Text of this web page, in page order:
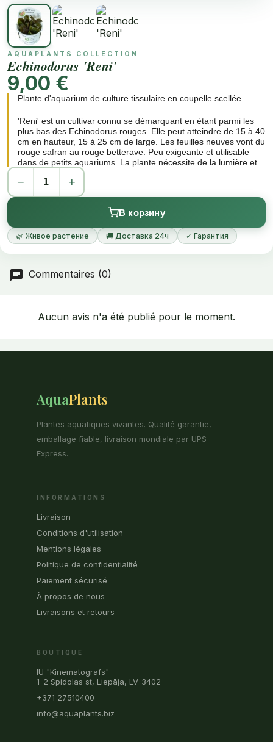
AQUAPLANTS COLLECTION
Echinodorus 'Reni'
9,00 €
Plante d'aquarium de culture tissulaire en coupelle scellée.
'Reni' est un cultivar connu se démarquant en étant parmi les
plus bas des Echinodorus rouges. Elle peut atteindre de 15 à 40
cm en hauteur, 15 à 25 cm de large. Les feuilles neuves vont du
rouge safran au rouge betterave. Peu exigeante et utilisable
dans de petits aquariums. La plante nécessite de la lumière et
un bon engrais pour un épanouissement optimal des couleurs.
− +
В корзину
🌿 Живое растение 🚚 Доставка 24ч ✓ Гарантия
Commentaires (0)
Aucun avis n'a été publié pour le moment.
AquaPlants
Plantes aquatiques vivantes. Qualité garantie,
emballage fiable, livraison mondiale par UPS
Express.
INFORMATIONS
Livraison
Conditions d'utilisation
Mentions légales
Politique de confidentialité
Paiement sécurisé
À propos de nous
Livraisons et retours
BOUTIQUE
IU "Kinematografs"
1-2 Spidolas st, Liepāja, LV-3402
+371 27510400
info@aquaplants.biz